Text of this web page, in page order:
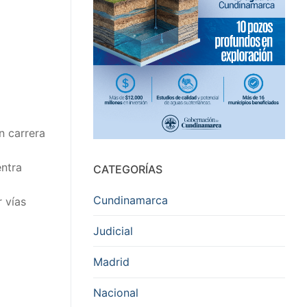
carrera
vías
CATEGORÍAS
Cundinamarca
Judicial
Madrid
Nacional